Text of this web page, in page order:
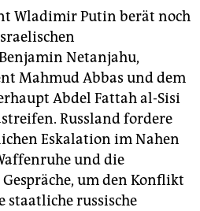
Wladimir Putin berät noch
Netanjahu,
Mahmud Abbas und dem
Abdel Fattah al-Sisi
Russland fordere
Eskalation im Nahen
und die
um den Konflikt
staatliche russische